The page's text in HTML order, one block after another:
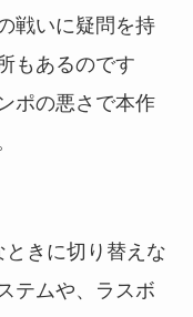
戦いに疑問を持
もあるのです
ポの悪さで本作
きに切り替えな
テムや、ラスボ